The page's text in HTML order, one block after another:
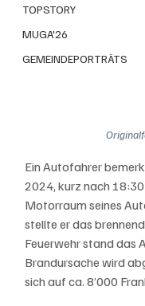
TOPSTORY
MUGA'26
GEMEINDEPORTRÄTS
Ein Autofahrer
2024, kurz nach
Motorraum seines
stellte er das
Feuerwehr stand das
Brandursache wird
sich auf ca. 8’000